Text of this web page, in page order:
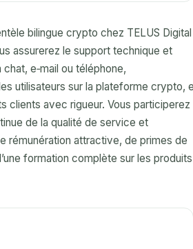
bilingue crypto chez TELUS Digital
assurerez le support technique et
e‑mail ou téléphone,
utilisateurs sur la plateforme crypto,
clients avec rigueur. Vous participerez
de la qualité de service et
rémunération attractive, de primes de
formation complète sur les produits